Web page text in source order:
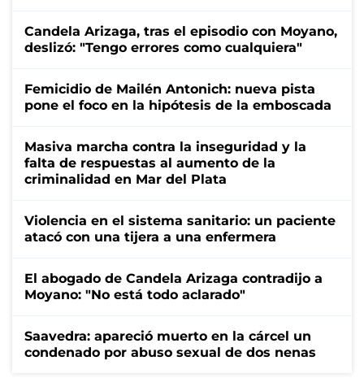
Candela Arizaga, tras el episodio con Moyano,
deslizó: "Tengo errores como cualquiera"
Femicidio de Mailén Antonich: nueva pista
pone el foco en la hipótesis de la emboscada
Masiva marcha contra la inseguridad y la
falta de respuestas al aumento de la
criminalidad en Mar del Plata
Violencia en el sistema sanitario: un paciente
atacó con una tijera a una enfermera
El abogado de Candela Arizaga contradijo a
Moyano: "No está todo aclarado"
Saavedra: apareció muerto en la cárcel un
condenado por abuso sexual de dos nenas